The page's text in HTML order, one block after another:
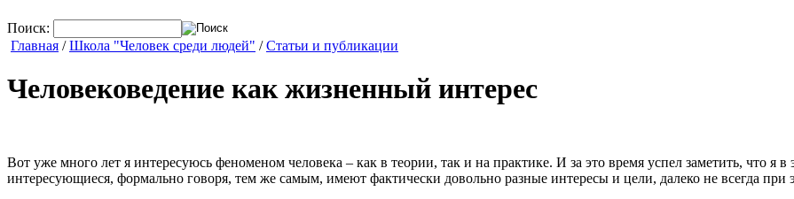
Поиск:
Главная /Школа "Человек среди людей" /Статьи и публикации
Человековедение как жизненный интерес
Вот уже много лет я интересуюсь феноменом человека – как в теории, так и на практике. И за это время успел заметить, что я
интересующиеся, формально говоря, тем же самым, имеют фактически довольно разные интересы и цели, далеко не всегда при